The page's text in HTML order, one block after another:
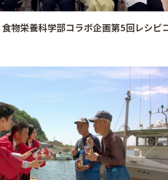
物栄養科学部コラボ企画第5回レシピ